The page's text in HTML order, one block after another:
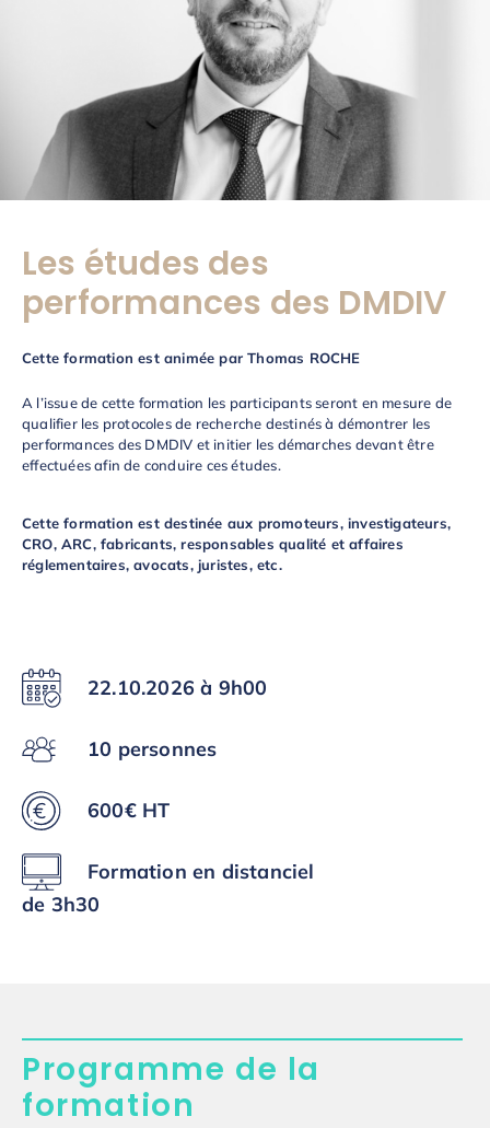
Les études des
performances des DMDIV
Cette formation est animée par Thomas ROCHE
A l’issue de cette formation les participants seront en mesure de
qualifier les protocoles de recherche destinés à démontrer les
performances des DMDIV et initier les démarches devant être
effectuées afin de conduire ces études.
Cette formation est destinée aux promoteurs, investigateurs,
CRO, ARC, fabricants, responsables qualité et affaires
réglementaires, avocats, juristes, etc.
22.10.2026 à 9h00
10 personnes
600€ HT
Formation en distanciel
de 3h30
Programme de la
formation